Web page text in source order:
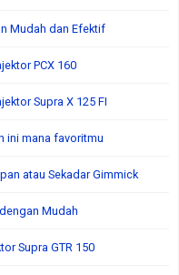
Mudah dan Efektif
PCX 160
Supra X 125 FI
ini mana favoritmu
atau Sekadar Gimmick
Mudah
Supra GTR 150